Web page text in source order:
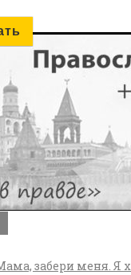
забери меня. Я